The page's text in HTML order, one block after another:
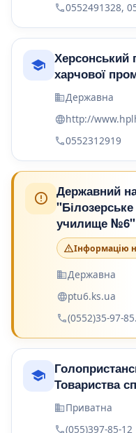
0552491328,
Херсонський
харчової
Державна
http://
0552312919
Державний
училище №6"
Інформацію
Державна
ptu6.ks.ua
(0552)35-97-85.
Товариства
Приватна
(055)397-85-12